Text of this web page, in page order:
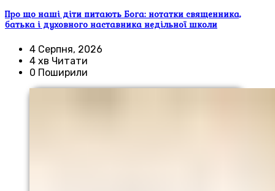
Про що наші діти питають Бога: нотатки священника,
батька і духовного наставника недільної школи
4 Серпня, 2026
4 хв Читати
0 Поширили